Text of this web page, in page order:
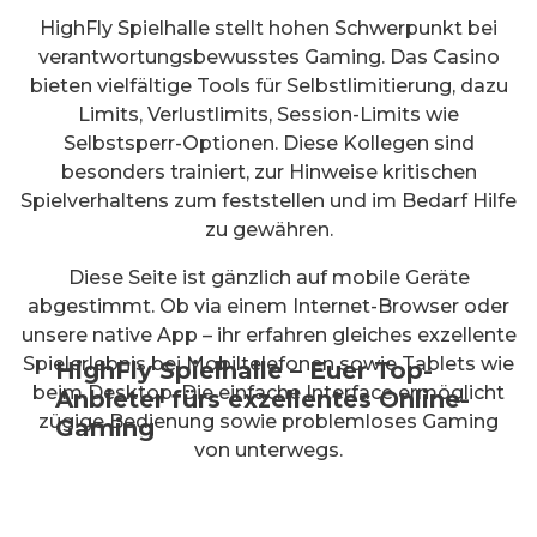
HighFly Spielhalle – Euer Top-
Anbieter fürs exzellentes Online-
Gaming
HighFly Spielhalle stellt hohen Schwerpunkt bei
verantwortungsbewusstes Gaming. Das Casino
bieten vielfältige Tools für Selbstlimitierung, dazu
Limits, Verlustlimits, Session-Limits wie
Selbstsperr-Optionen. Diese Kollegen sind
besonders trainiert, zur Hinweise kritischen
Spielverhaltens zum feststellen und im Bedarf Hilfe
zu gewähren.
Diese Seite ist gänzlich auf mobile Geräte
abgestimmt. Ob via einem Internet-Browser oder
unsere native App – ihr erfahren gleiches exzellente
Spielerlebnis bei Mobiltelefonen sowie Tablets wie
beim Desktop. Die einfache Interface ermöglicht
zügige Bedienung sowie problemloses Gaming
von unterwegs.​